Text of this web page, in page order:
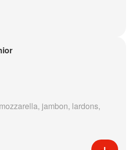
jambon, lardons,